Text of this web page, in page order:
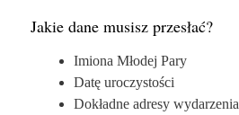
Jakie dane musisz przesłać?
Imiona Młodej Pary
Datę uroczystości
Dokładne adresy wydarzenia